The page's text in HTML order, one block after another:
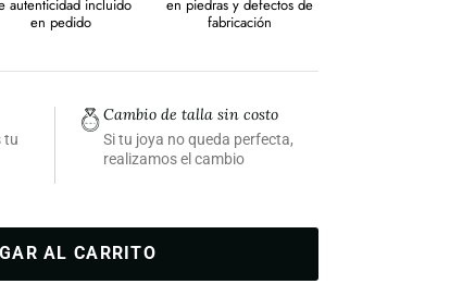
autenticidad incluido
en pedido
en piedras y defectos de
fabricación
tu
Cambio de talla sin costo
Si tu joya no queda perfecta,
realizamos el cambio
AL CARRITO